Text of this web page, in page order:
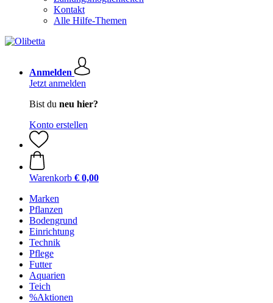
Kontakt
Alle Hilfe-Themen
Anmelden
Jetzt anmelden
Bist du neu hier?
Konto erstellen
Warenkorb € 0,00
Marken
Pflanzen
Bodengrund
Einrichtung
Technik
Pflege
Futter
Aquarien
Teich
%Aktionen